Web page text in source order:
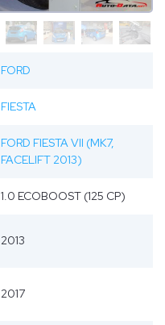
FORD
FIESTA
FORD FIESTA VII (MK7,
FACELIFT 2013)
1.0 ECOBOOST (125 CP)
2013
2017